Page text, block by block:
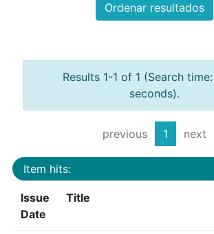
Ordenar resultados
Results 1-1 of 1 (Search
seconds).
previous 1 next
Item hits:
Issue
Date
Title